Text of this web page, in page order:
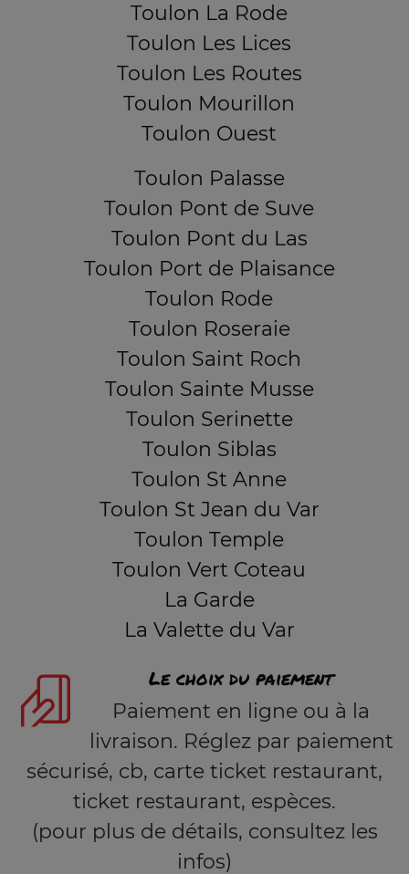
Toulon La Rode
Toulon Les Lices
Toulon Les Routes
Toulon Mourillon
Toulon Ouest
Toulon Palasse
Toulon Pont de Suve
Toulon Pont du Las
Toulon Port de Plaisance
Toulon Rode
Toulon Roseraie
Toulon Saint Roch
Toulon Sainte Musse
Toulon Serinette
Toulon Siblas
Toulon St Anne
Toulon St Jean du Var
Toulon Temple
Toulon Vert Coteau
La Garde
La Valette du Var
Le choix du paiement
Paiement en ligne ou à la
livraison. Réglez par paiement
sécurisé, cb, carte ticket restaurant,
ticket restaurant, espèces.
(pour plus de détails, consultez les
infos)